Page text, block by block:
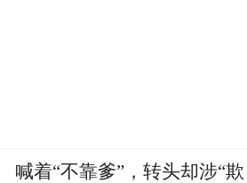
喊着“不靠爹”，转头却涉“欺